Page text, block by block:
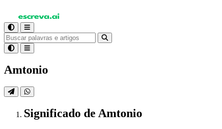
Amtonio
Significado de Amtonio